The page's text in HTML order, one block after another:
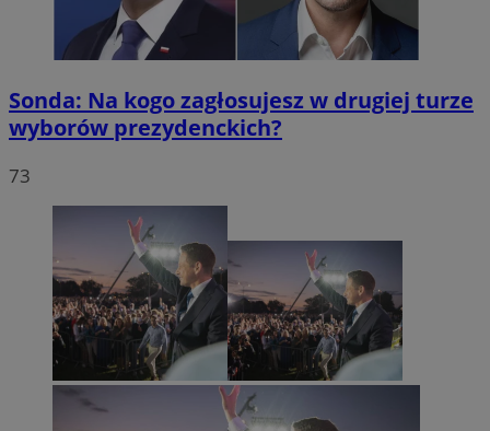
Sonda: Na kogo zagłosujesz w drugiej turze
wyborów prezydenckich?
73